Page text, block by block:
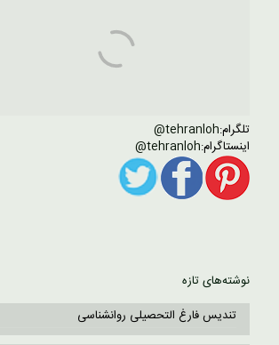
تلگرام:tehranloh@
اینستاگرام:tehranloh@
نوشته‌های تازه
تندیس فارغ التحصیلی روانشناسی